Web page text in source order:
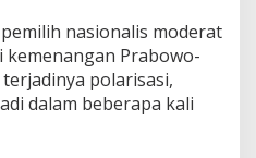
nasionalis moderat
Prabowo-
polarisasi,
dalam beberapa kali